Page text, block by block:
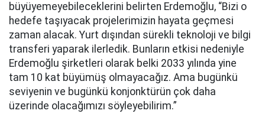
büyüyemeyebileceklerini belirten Erdemoğlu, “Bizi o
hedefe taşıyacak projelerimizin hayata geçmesi
zaman alacak. Yurt dışından sürekli teknoloji ve bilgi
transferi yaparak ilerledik. Bunların etkisi nedeniyle
Erdemoğlu şirketleri olarak belki 2033 yılında yine
tam 10 kat büyümüş olmayacağız. Ama bugünkü
seviyenin ve bugünkü konjonktürün çok daha
üzerinde olacağımızı söyleyebilirim.”